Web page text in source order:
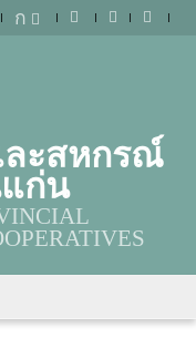
ก
ละสหกรณ์
ก่น